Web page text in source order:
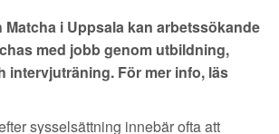
Matcha i Uppsala kan arbetssökande
med jobb genom utbildning,
intervjuträning. För mer info, läs
sysselsättning innebär ofta att